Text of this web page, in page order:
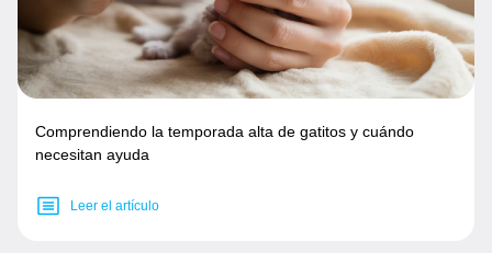
Comprendiendo la temporada alta de gatitos y cuándo
necesitan ayuda
Leer el artículo